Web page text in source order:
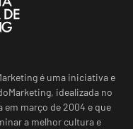
é uma iniciativa e
idealizada no
março de 2004 e que
a melhor cultura e